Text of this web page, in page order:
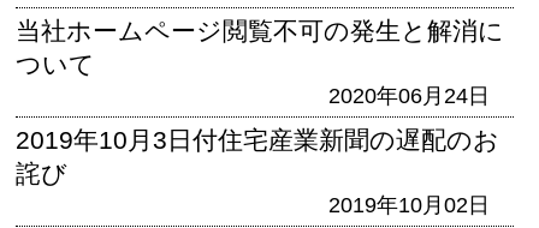
当社ホームページ閲覧不可の発生と解消に
ついて
2020年06月24日
2019年10月3日付住宅産業新聞の遅配のお
詫び
2019年10月02日